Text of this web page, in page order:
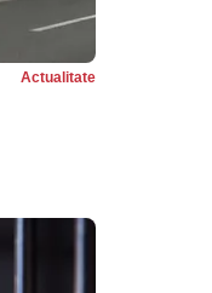
Actualitate